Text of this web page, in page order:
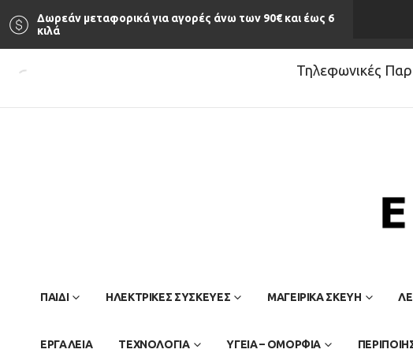
Δωρεάν μεταφορικά για αγορές άνω των 90‎€ και έως 6
κιλά
Τηλεφωνικές
ΠΑΙΔΊ ΗΛΕΚΤΡΙΚΕΣ ΣΥΣΚΕΥΕΣ ΜΑΓΕΙΡΙΚΑ ΣΚΕΥΗ
ΕΡΓΑΛΕΙΑ ΤΕΧΝΟΛΟΓΙΑ ΥΓΕΙΑ – ΟΜΟΡΦΙΑ